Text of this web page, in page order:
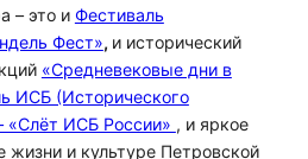
– это и Фестиваль
Фест», и исторический
«Средневековые дни в
ИСБ (Исторического
«Слёт ИСБ России» , и яркое
жизни и культуре Петровской